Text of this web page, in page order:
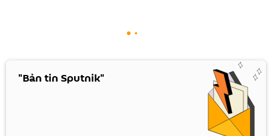
"Bản tin Sputnik"